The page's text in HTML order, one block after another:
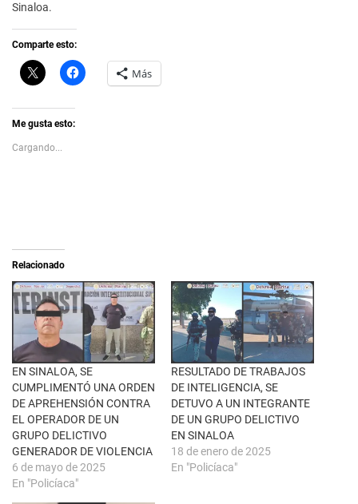
Sinaloa.
Comparte esto:
C
l
k
t
s
h
e
b
r
e
e
n
u
n
a
v
e
n
t
a
n
a
n
u
e
v
a
)
H
a
e
n
F
a
b
o
o
k
(
S
e
a
b
r
e
e
n
u
Más
Me gusta esto:
Cargando...
Relacionado
EN SINALOA, SE
CUMPLIMENTÓ UNA ORDEN
DE APREHENSIÓN CONTRA
EL OPERADOR DE UN
GRUPO DELICTIVO
GENERADOR DE VIOLENCIA
6 de mayo de 2025
En "Policíaca"
RESULTADO DE TRABAJOS
DE INTELIGENCIA, SE
DETUVO A UN INTEGRANTE
DE UN GRUPO DELICTIVO
EN SINALOA
18 de enero de 2025
En "Policíaca"